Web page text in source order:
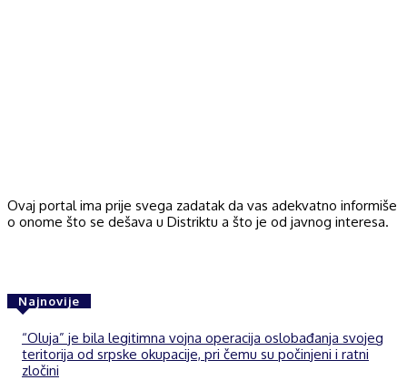
Ovaj portal ima prije svega zadatak da vas adekvatno informiše
o onome što se dešava u Distriktu a što je od javnog interesa.
Najnovije
“Oluja” je bila legitimna vojna operacija oslobađanja svojeg
teritorija od srpske okupacije, pri čemu su počinjeni i ratni
zločini